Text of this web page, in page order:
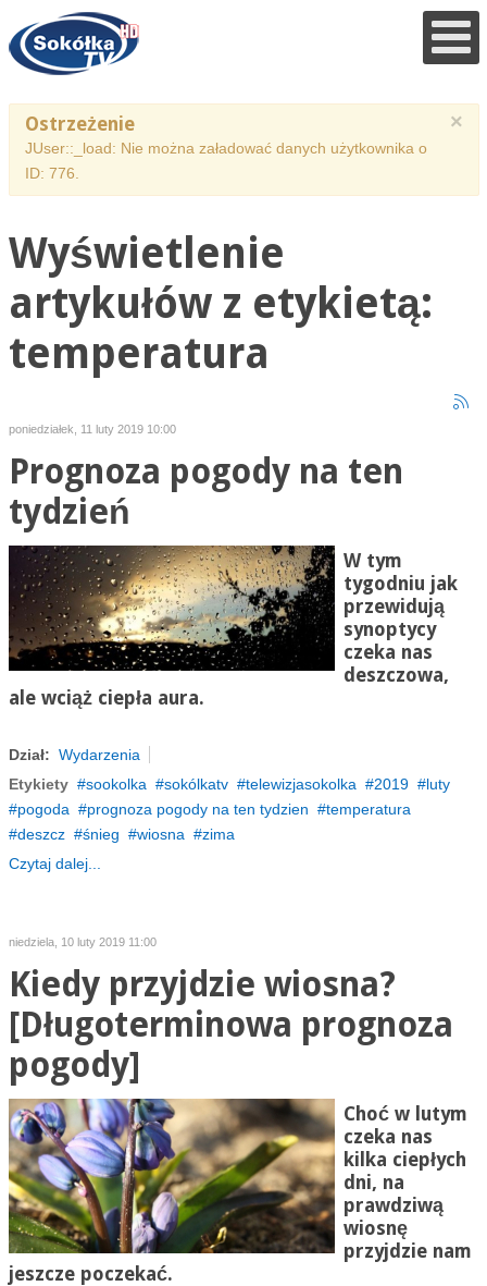
×
Ostrzeżenie
JUser::_load: Nie można załadować danych użytkownika o
ID: 776.
Wyświetlenie
artykułów z etykietą:
temperatura
poniedziałek, 11 luty 2019 10:00
Prognoza pogody na ten
tydzień
W tym
tygodniu jak
przewidują
synoptycy
czeka nas
deszczowa,
ale wciąż ciepła aura.
Dział: Wydarzenia
Etykiety
sookolka sokólkatv telewizjasokolka 2019
luty
pogoda
prognoza pogody na ten tydzien
temperatura
deszcz
śnieg wiosna
zima
Czytaj dalej...
niedziela, 10 luty 2019 11:00
Kiedy przyjdzie wiosna?
[Długoterminowa prognoza
pogody]
Choć w lutym
czeka nas
kilka ciepłych
dni, na
prawdziwą
wiosnę
przyjdzie nam
jeszcze poczekać.